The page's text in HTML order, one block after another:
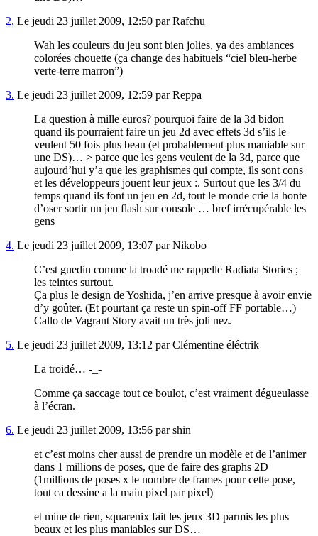
2. Le jeudi 23 juillet 2009, 12:50 par Rafchu
Wah les couleurs du jeu sont bien jolies, ya des ambiances
colorées chouette (ça change des habituels “ciel bleu-herbe
verte-terre marron”)
3. Le jeudi 23 juillet 2009, 12:59 par Reppa
La question à mille euros? pourquoi faire de la 3d bidon
quand ils pourraient faire un jeu 2d avec effets 3d s’ils le
veulent 50 fois plus beau (et probablement plus maniable sur
une DS)… > parce que les gens veulent de la 3d, parce que
aujourd’hui y’a que les graphismes qui compte, ils sont cons
et les développeurs jouent leur jeux :. Surtout que les 3/4 du
temps quand ils font un jeu en 2d, tout le monde crie la honte
d’oser sortir un jeu flash sur console … bref irrécupérable les
gens
4. Le jeudi 23 juillet 2009, 13:07 par Nikobo
C’est guedin comme la troadé me rappelle Radiata Stories ;
les teintes surtout.
Ça plus le design de Yoshida, j’en arrive presque à avoir envie
d’y goûter. (Et pourtant ça reste un spin-off FF portable…)
Callo de Vagrant Story avait un très joli nez.
5. Le jeudi 23 juillet 2009, 13:12 par Clémentine éléctrik
La troidé… -_-
Comme ça saccage tout ce boulot, c’est vraiment dégueulasse
à l’écran.
6. Le jeudi 23 juillet 2009, 13:56 par shin
et c’est moins cher aussi de prendre un modèle et de l’animer
dans 1 millions de poses, que de faire des graphs 2D
(1millions de poses x le nombre de frames pour cette pose,
tout ca dessine a la main pixel par pixel)
et mine de rien, squarenix fait les jeux 3D parmis les plus
beaux et les plus maniables sur DS…